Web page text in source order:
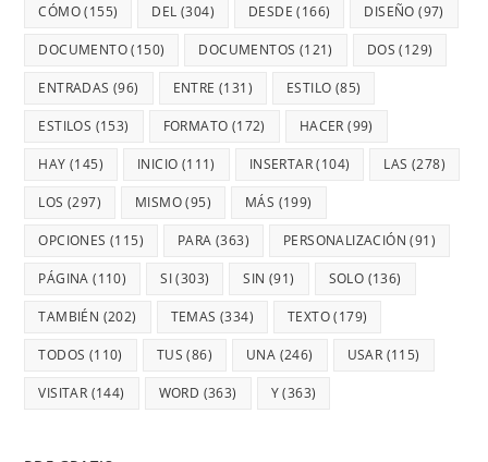
CÓMO(155) DEL (304) DESDE (166) DISEÑO (97)
DOCUMENTO(150) DOCUMENTOS (121) DOS (129)
ENTRADAS (96) ENTRE (131) ESTILO (85)
ESTILOS (153) FORMATO (172) HACER (99)
HAY (145) INICIO (111) INSERTAR(104) LAS (278)
LOS (297) MISMO(95) MÁS (199)
OPCIONES (115) PARA (363) PERSONALIZACIÓN (91)
PÁGINA (110) SI(303) SIN (91) SOLO (136)
TAMBIÉN (202) TEMAS (334) TEXTO(179)
TODOS (110) TUS (86) UNA (246) USAR (115)
VISITAR (144) WORD (363) Y(363)